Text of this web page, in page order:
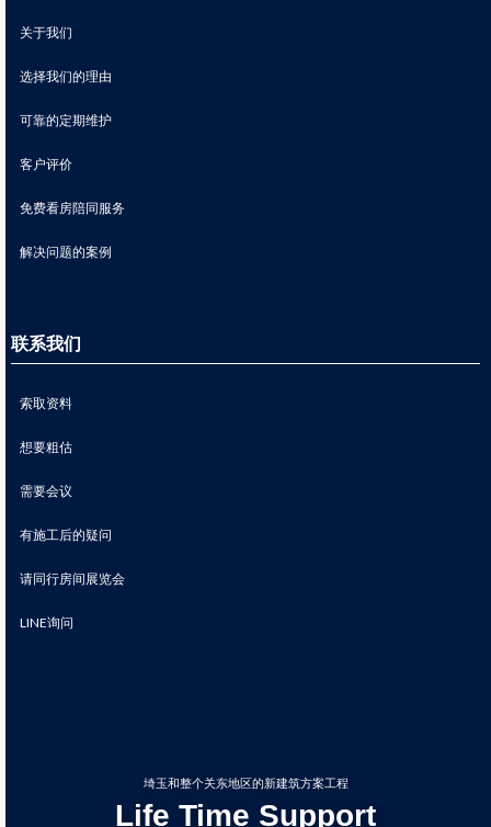
关于我们
选择我们的理由
可靠的定期维护
客户评价
免费看房陪同服务
解决问题的案例
联系我们
索取资料
想要粗估
需要会议
有施工后的疑问
请同行房间展览会
LINE询问
埼玉和整个关东地区的新建筑方案工程
Life Time Support